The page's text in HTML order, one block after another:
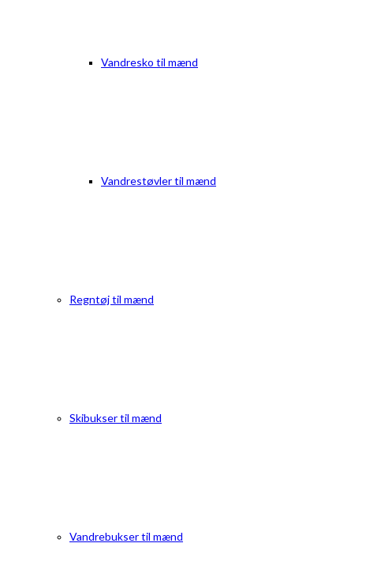
Vandresko til mænd
Vandrestøvler til mænd
Regntøj til mænd
Skibukser til mænd
Vandrebukser til mænd